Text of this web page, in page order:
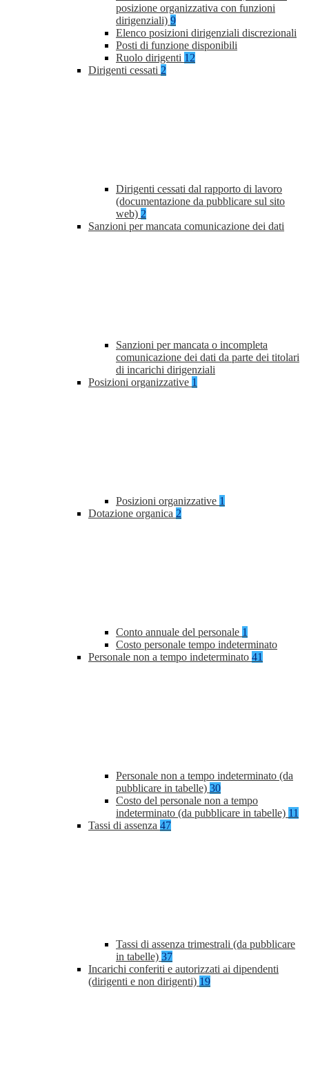
posizione organizzativa con funzioni
dirigenziali) 9
Elenco posizioni dirigenziali discrezionali
Posti di funzione disponibili
Ruolo dirigenti 12
Dirigenti cessati 2
Dirigenti cessati dal rapporto di lavoro
(documentazione da pubblicare sul sito
web) 2
Sanzioni per mancata comunicazione dei dati
Sanzioni per mancata o incompleta
comunicazione dei dati da parte dei titolari
di incarichi dirigenziali
Posizioni organizzative 1
Posizioni organizzative 1
Dotazione organica 2
Conto annuale del personale 1
Costo personale tempo indeterminato
Personale non a tempo indeterminato 41
Personale non a tempo indeterminato (da
pubblicare in tabelle) 30
Costo del personale non a tempo
indeterminato (da pubblicare in tabelle) 11
Tassi di assenza 47
Tassi di assenza trimestrali (da pubblicare
in tabelle) 37
Incarichi conferiti e autorizzati ai dipendenti
(dirigenti e non dirigenti) 19